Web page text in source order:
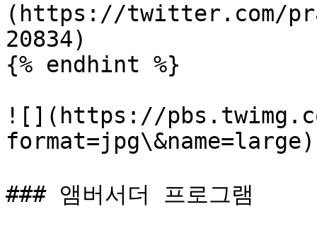
(https://twitter.com/
20834)
{% endhint %}
![](https://
format=jpg\&name=large)
### 앰버서더 프로그램